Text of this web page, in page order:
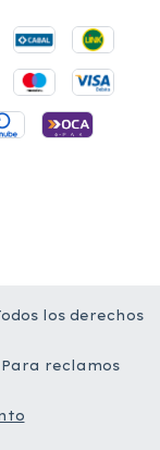
los derechos
reclamos